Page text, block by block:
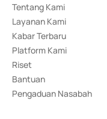
Tentang Kami
Layanan Kami
Kabar Terbaru
Platform Kami
Riset
Bantuan
Pengaduan Nasabah